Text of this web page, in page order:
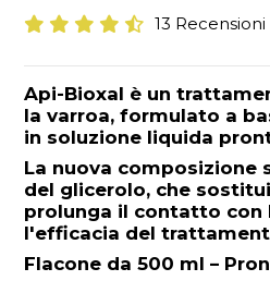
13 Recensioni
Api-Bioxal è un
la varroa, formulato a
in soluzione liquida
La nuova composizione
del glicerolo, che
prolunga il contatto con
l'efficacia del
Flacone da 500 ml –